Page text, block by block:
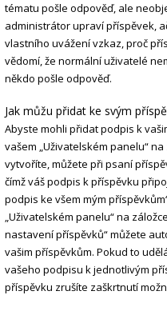
tématu pošle odpověď, ale
administrátor upraví příspěvek,
vlastního uvážení vzkaz, proč
vědomí, že normální uživatelé
někdo pošle odpověď.
Jak můžu přidat ke svým
Abyste mohli přidat podpis k
vašem „Uživatelském panelu“
vytvoříte, můžete při psaní
čímž váš podpis k příspěvku
podpis ke všem mým
„Uživatelském panelu“ na
nastavení příspěvků“ můžete
vašim příspěvkům. Pokud to
vašeho podpisu k jednotlivým
příspěvku zrušíte zaškrtnutí